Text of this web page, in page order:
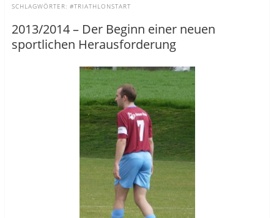
SCHLAGWÖRTER: #TRIATHLONSTART
2013/2014 – Der Beginn einer neuen
sportlichen Herausforderung